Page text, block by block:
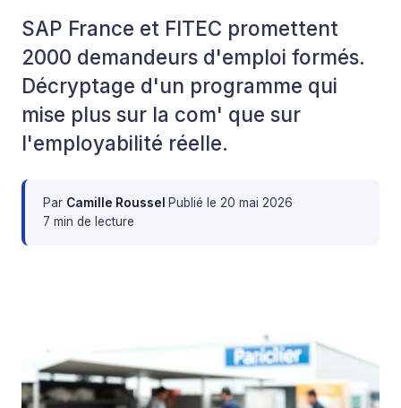
SAP France et FITEC promettent
2000 demandeurs d'emploi formés.
Décryptage d'un programme qui
mise plus sur la com' que sur
l'employabilité réelle.
Par Camille Roussel·Publié le 20 mai 2026·
7 min de lecture